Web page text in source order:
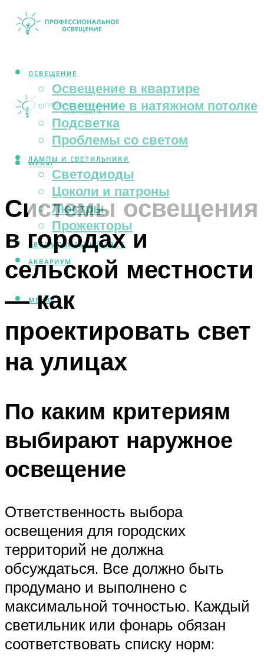
ОСВЕЩЕНИЕ
Освещение в квартире
Освещение в натяжном потолке
Подсветка
Проблемы со светом
ЛАМПЫ И СВЕТИЛЬНИКИ
Светодиоды
Цоколи и патроны
Люстры
Прожекторы
АВТОМОБИЛЬНЫЙ СВЕТ
АКВАРИУМ
МЕНЮ
МЕНЮ
Системы освещения
в городах и
сельской местности
— как
проектировать свет
на улицах
По каким критериям
выбирают наружное
освещение
Ответственность выбора
освещения для городских
территорий не должна
обсуждаться. Все должно быть
продумано и выполнено с
максимальной точностью. Каждый
светильник или фонарь обязан
соответствовать списку норм: